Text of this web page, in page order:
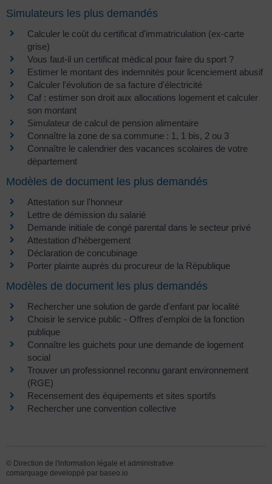
Simulateurs les plus demandés
Calculer le coût du certificat d'immatriculation (ex-carte
grise)
Vous faut-il un certificat médical pour faire du sport ?
Estimer le montant des indemnités pour licenciement abusif
Calculer l'évolution de sa facture d'électricité
Caf : estimer son droit aux allocations logement et calculer
son montant
Simulateur de calcul de pension alimentaire
Connaître la zone de sa commune : 1, 1 bis, 2 ou 3
Connaître le calendrier des vacances scolaires de votre
département
Modèles de document les plus demandés
Attestation sur l'honneur
Lettre de démission du salarié
Demande initiale de congé parental dans le secteur privé
Attestation d'hébergement
Déclaration de concubinage
Porter plainte auprès du procureur de la République
Modèles de document les plus demandés
Rechercher une solution de garde d'enfant par localité
Choisir le service public - Offres d'emploi de la fonction
publique
Connaître les guichets pour une demande de logement
social
Trouver un professionnel reconnu garant environnement
(RGE)
Recensement des équipements et sites sportifs
Rechercher une convention collective
© Direction de l'information légale et administrative
comarquage developpé par baseo.io